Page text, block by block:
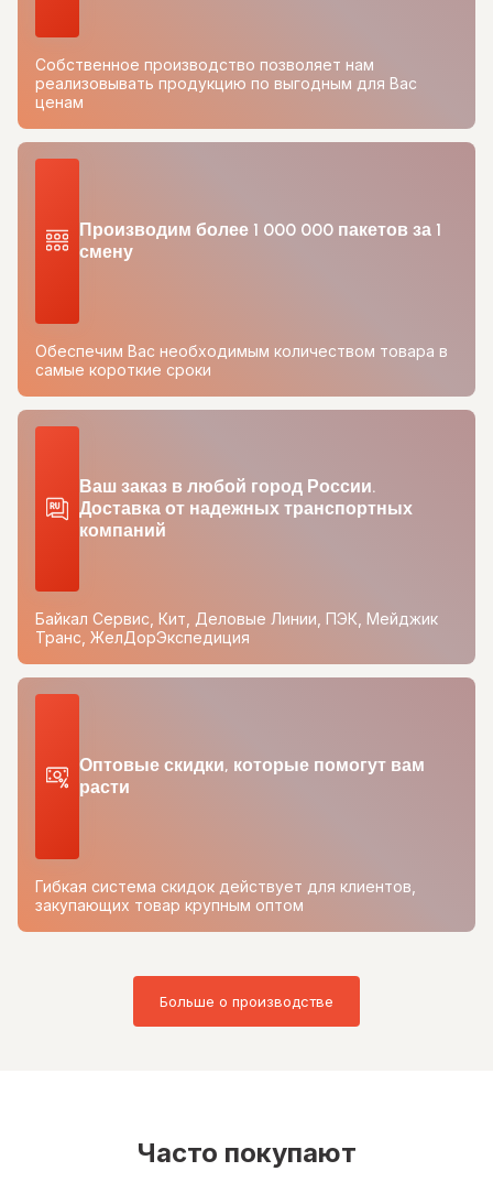
Собственное производство позволяет нам
реализовывать продукцию по выгодным для Вас
ценам
Производим более 1 000 000 пакетов за 1
смену
Обеспечим Вас необходимым количеством товара в
самые короткие сроки
Ваш заказ в любой город России.
Доставка от надежных транспортных
компаний
Байкал Сервис, Кит, Деловые Линии, ПЭК, Мейджик
Транс, ЖелДорЭкспедиция
Оптовые скидки, которые помогут вам
расти
Гибкая система скидок действует для клиентов,
закупающих товар крупным оптом
Больше о производстве
Часто покупают